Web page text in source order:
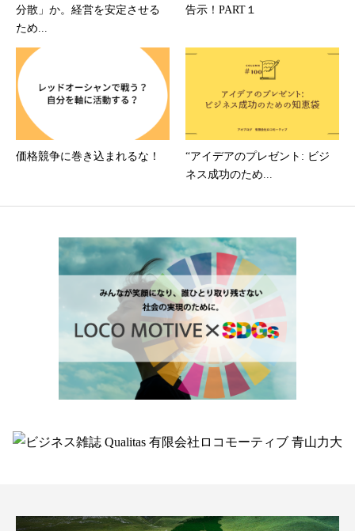
分散」か。経営を安定させる
ため...
告示！PART１
価格競争に巻き込まれるな！
“アイデアのプレゼント: ビジ
ネス成功のため...